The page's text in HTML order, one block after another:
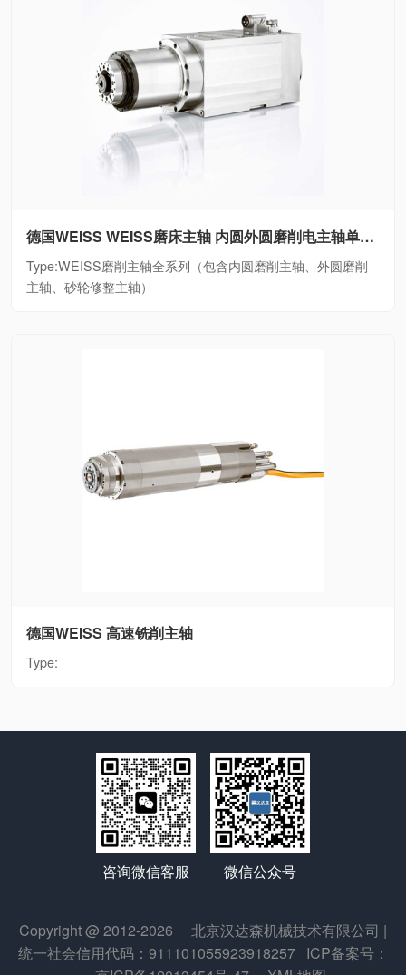
德国WEISS WEISS磨床主轴 内圆外圆磨削电主轴单元WEISS磨削主轴全系列（包含内圆磨削主轴、外圆磨削主轴、砂轮修整主轴）
Type:WEISS磨削主轴全系列（包含内圆磨削主轴、外圆磨削
主轴、砂轮修整主轴）
德国WEISS 高速铣削主轴
Type:
咨询微信客服 微信公众号
Copyright @ 2012-2026 北京汉达森机械技术有限公司 |
统一社会信用代码：911101055923918257 ICP备案号：